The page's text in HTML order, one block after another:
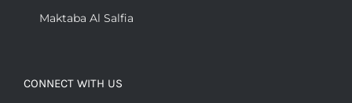
Maktaba Al Salfia
CONNECT WITH US